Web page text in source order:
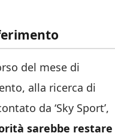
del mese di
alla ricerca di
da ‘Sky Sport’,
sarebbe restare